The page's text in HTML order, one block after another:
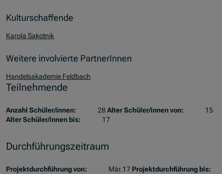
Kulturschaffende
Karola Sakotnik
Weitere involvierte PartnerInnen
Handelsakademie Feldbach
Teilnehmende
Anzahl Schüler/innen: 28 Alter Schüler/innen von:
15
Alter Schüler/innen bis:
17
Durchführungszeitraum
Projektdurchführung von: Mär.17 Projektdurchführung bis: